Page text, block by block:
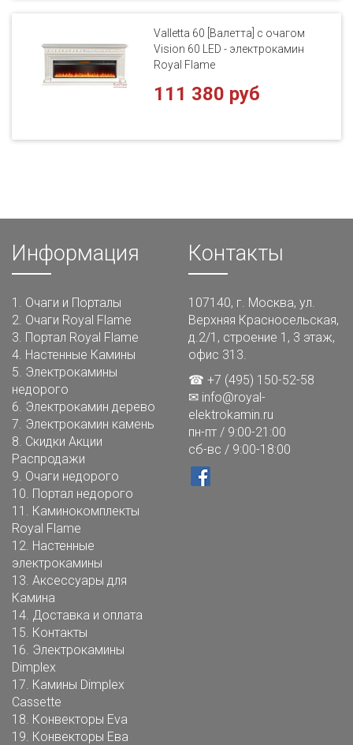
Valletta 60 [Валетта] с очагом
Vision 60 LED - электрокамин
Royal Flame
111 380 руб
Информация
1. Очаги и Порталы
2. Очаги Royal Flame
3. Портал Royal Flame
4. Настенные Камины
5. Электрокамины
недорого
6. Электрокамин дерево
7. Электрокамин камень
8. Скидки Акции
Распродажи
9. Очаги недорого
10. Портал недорого
11. Каминокомплекты
Royal Flame
12. Настенные
электрокамины
13. Аксессуары для
Камина
14. Доставка и оплата
15. Контакты
16. Электрокамины
Dimplex
17. Камины Dimplex
Cassette
18. Конвекторы Eva
19. Конвекторы Ева
Контакты
107140, г. Москва, ул.
Верхняя Красносельская,
д.2/1, строение 1, 3 этаж,
офис 313.
☎ +7 (495) 150-52-58
✉ info@royal-
elektrokamin.ru
пн-пт / 9:00-21:00
сб-вс / 9:00-18:00